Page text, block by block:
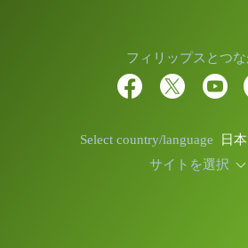
フィリップスとつな
Select country/language
日
サイトを選択